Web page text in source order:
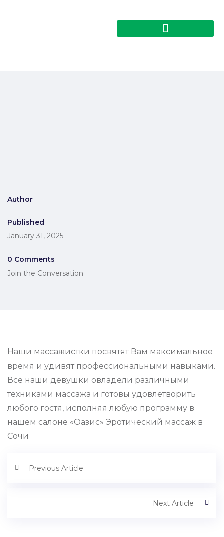
Author
Published
January 31, 2025
0 Comments
Join the Conversation
Наши массажистки посвятят Вам максимальное
время и удивят профессиональными навыками.
Все наши девушки овладели различными
техниками массажа и готовы удовлетворить
любого гостя, исполняя любую программу в
нашем салоне «Оазис» Эротический массаж в
Сочи
Previous Article
Next Article